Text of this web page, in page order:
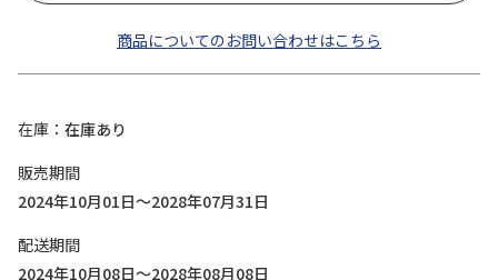
商品についてのお問い合わせはこちら
在庫
在庫あり
販売期間
2024年10月01日～2028年07月31日
配送期間
2024年10月08日～2028年08月08日